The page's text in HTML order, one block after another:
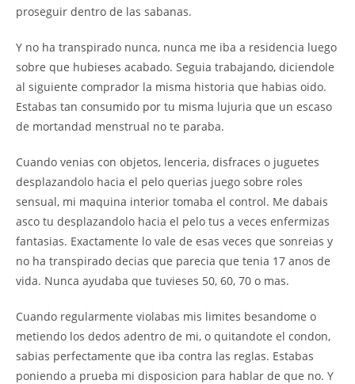
proseguir dentro de las sabanas.
Y no ha transpirado nunca, nunca me iba a residencia luego
sobre que hubieses acabado. Seguia trabajando, diciendole
al siguiente comprador la misma historia que habias oido.
Estabas tan consumido por tu misma lujuria que un escaso
de mortandad menstrual no te paraba.
Cuando venias con objetos, lenceria, disfraces o juguetes
desplazandolo hacia el pelo querias juego sobre roles
sensual, mi maquina interior tomaba el control. Me dabais
asco tu desplazandolo hacia el pelo tus a veces enfermizas
fantasias. Exactamente lo vale de esas veces que sonreias y
no ha transpirado decias que parecia que tenia 17 anos de
vida. Nunca ayudaba que tuvieses 50, 60, 70 o mas.
Cuando regularmente violabas mis limites besandome o
metiendo los dedos adentro de mi, o quitandote el condon,
sabias perfectamente que iba contra las reglas. Estabas
poniendo a prueba mi disposicion para hablar de que no. Y